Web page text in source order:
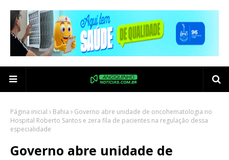
Página inicial Bahia
Governo abre unidade de oncohematologia no
Hospital Roberto Santos e zera fila de pacientes na regulação dessa
especialidade
Governo abre unidade de